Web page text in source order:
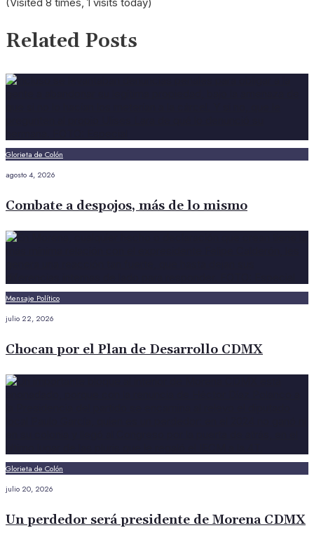
Related Posts
Glorieta de Colón
agosto 4, 2026
Combate a despojos, más de lo mismo
Mensaje Político
julio 22, 2026
Chocan por el Plan de Desarrollo CDMX
Glorieta de Colón
julio 20, 2026
Un perdedor será presidente de Morena CDMX